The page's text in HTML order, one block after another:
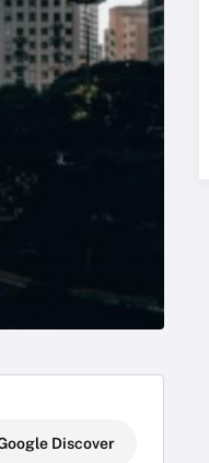
Discover